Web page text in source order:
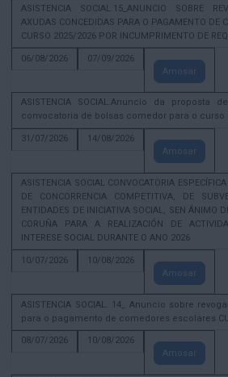
ASISTENCIA SOCIAL.15_ANUNCIO SOBRE
AXUDAS CONCEDIDAS PARA O PAGAMENTO DE
CURSO 2025/2026 POR INCUMPRIMENTO DE
06/08/2026
07/09/2026
Amosar
ASISTENCIA SOCIAL.Anuncio da proposta
convocatoria de bolsas comedor para o curso
31/07/2026
14/08/2026
Amosar
ASISTENCIA SOCIAL CONVOCATORIA
DE CONCORRENCIA COMPETITIVA, DE
ENTIDADES DE INICIATIVA SOCIAL, SEN ÁNIMO
CORUÑA PARA A REALIZACIÓN DE
INTERESE SOCIAL DURANTE O ANO 2026
10/07/2026
10/08/2026
Amosar
ASISTENCIA SOCIAL. 14_ Anuncio sobre
para o pagamento de comedores escolares
08/07/2026
10/08/2026
Amosar